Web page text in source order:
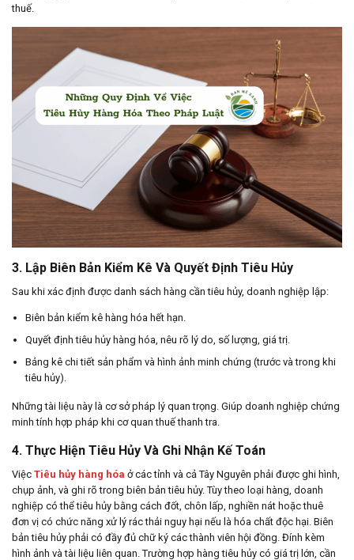
thuế.
3. Lập Biên Bản Kiểm Kê Và Quyết Định Tiêu Hủy
Sau khi xác định được danh sách hàng cần tiêu hủy, doanh nghiệp lập:
Biên bản kiểm kê hàng hóa hết hạn.
Quyết định tiêu hủy hàng hóa, nêu rõ lý do, số lượng, giá trị.
Bảng kê chi tiết sản phẩm và hình ảnh minh chứng (trước và trong khi
tiêu hủy).
Những tài liệu này là cơ sở pháp lý quan trọng. Giúp doanh nghiệp chứng
minh tính hợp pháp khi cơ quan thuế thanh tra.
4. Thực Hiện Tiêu Hủy Và Ghi Nhận Kế Toán
Việc Tiêu hủy hàng hóa ở các tỉnh và cả Tây Nguyên phải được ghi hình,
chụp ảnh, và ghi rõ trong biên bản tiêu hủy. Tùy theo loại hàng, doanh
nghiệp có thể tiêu hủy bằng cách đốt, chôn lấp, nghiền nát hoặc thuê
đơn vị có chức năng xử lý rác thải nguy hại nếu là hóa chất độc hại. Biên
bản tiêu hủy phải có đầy đủ chữ ký các thành viên hội đồng. Đính kèm
hình ảnh và tài liệu liên quan. Trường hợp hàng tiêu hủy có giá trị lớn, cần